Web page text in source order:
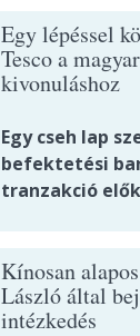
Egy lépéssel
Tesco a
kivonuláshoz
Egy cseh lap
befektetési
tranzakció
Kínosan
László által
intézkedés